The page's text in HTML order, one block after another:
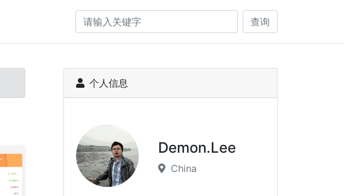
查询
个人信息
Demon.Lee
China